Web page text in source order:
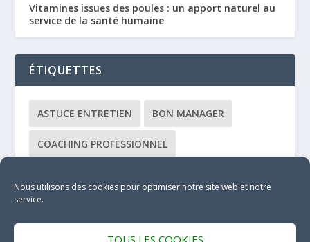
Nous utilisons des cookies pour optimiser notre site web et notre
service.
TOUS LES COOKIES
Vitamines issues des poules : un apport naturel au
service de la santé humaine
ÉTIQUETTES
ASTUCE ENTRETIEN BON MANAGER
COACHING PROFESSIONNEL
DÉBUTANT
MANAGEMENT FÉMININ